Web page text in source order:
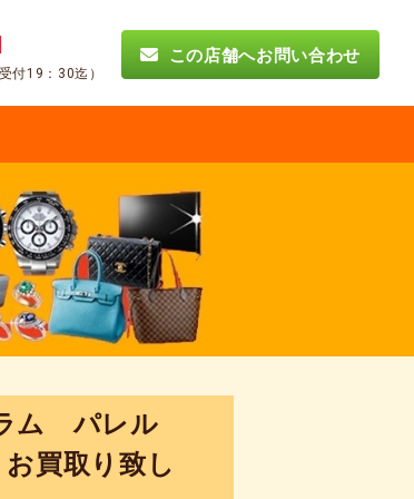
付19：30迄）
この店舗へお問い合わせ
ム パレル
買取り致し